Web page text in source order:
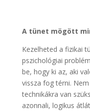
A tünet mögött
Kezelheted a fizikai
pszichológiai
be, hogy ki az, aki
vissza fog térni.
technikákra van
azonnali, logikus